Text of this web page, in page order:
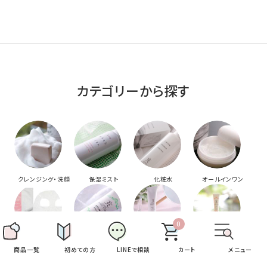
商品を購入する
商品一覧 初めての方 LINEで相談
0
カート メニュー
カテゴリーから探す
クレンジング・洗顔 保湿ミスト 化粧水 オールインワン
スペシャルケア ボディ・ハンドケア アイクリーム 日焼け止め